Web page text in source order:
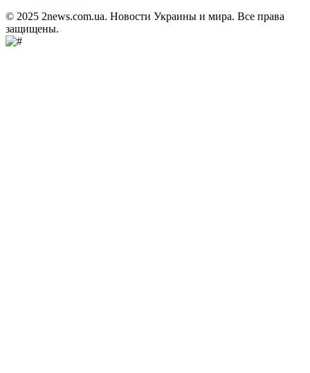
© 2025 2news.com.ua. Новости Украины и мира. Все права
защищены.